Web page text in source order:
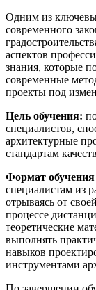
Одним из
современного
аспектов
знания, которые
современные
проекты под
Цель обучения:
специалистов,
архитектурные
стандартам
Формат
специалистам из
отрываясь от
процессе
теоретические
выполнять
навыков
инструментами